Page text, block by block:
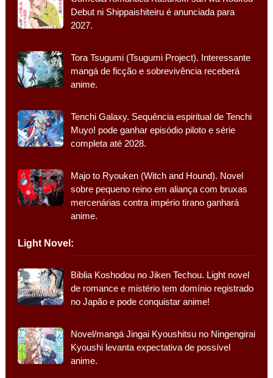
Debut ni Shippaishiteiru é anunciada para
2027.
Tora Tsugumi (Tsugumi Project). Interessante
mangá de ficção e sobrevivência receberá
anime.
Tenchi Galaxy. Sequência espiritual de Tenchi
Muyo! pode ganhar episódio piloto e série
completa até 2028.
Majo to Ryouken (Witch and Hound). Novel
sobre pequeno reino em aliança com bruxas
mercenárias contra império tirano ganhará
anime.
Light Novel:
Biblia Koshodou no Jiken Techou. Light novel
de romance e mistério tem domínio registrado
no Japão e pode conquistar anime!
Novel/mangá Jingai Kyoushitsu no Ningengirai
Kyoushi levanta expectativa de possível
anime.